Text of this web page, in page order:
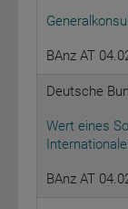
BAnz AT
Deutsche
Wert eines
BAnz AT